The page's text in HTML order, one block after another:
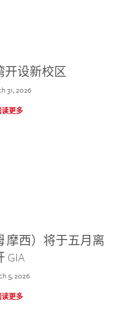
开设新校区
31, 2026
读更多
·摩西）将于五月离
GIA
5, 2026
读更多